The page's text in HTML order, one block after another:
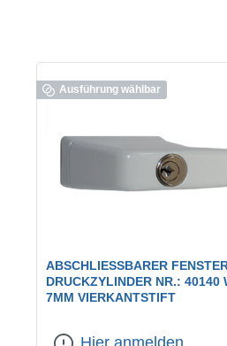
Ausführung wählbar
ABSCHLIESSBARER
RUCKZYLINDER NR.: 40140
M VIERKANTSTIFT